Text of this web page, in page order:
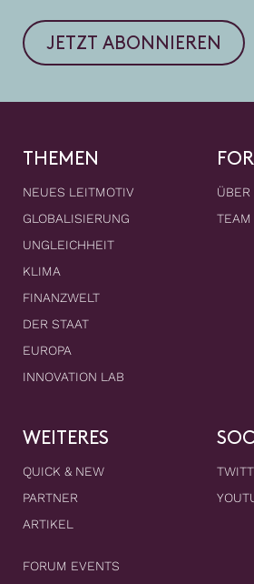
JETZT ABONNIEREN
THEMEN
NEUES LEITMOTIV
GLOBALISIERUNG
UNGLEICHHEIT
KLIMA
FINANZWELT
DER STAAT
EUROPA
INNOVATION LAB
ÜBER
TEAM
WEITERES
QUICK & NEW
PARTNER
ARTIKEL
FORUM EVENTS